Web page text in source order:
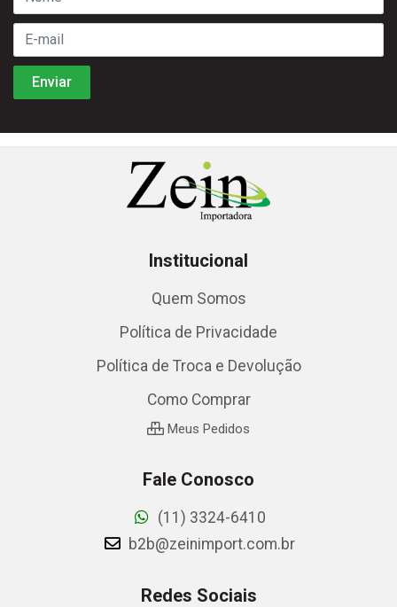
Institucional
Quem Somos
Política de Privacidade
Política de Troca e Devolução
Como Comprar
Meus Pedidos
Fale Conosco
(11) 3324-6410
b2b@zeinimport.com.br
Redes Sociais